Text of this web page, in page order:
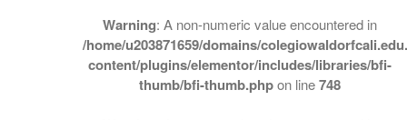
Septenios
Nuestro colegio
Colegio Waldorf Cali
Warning: A non-numeric value encountered in
/home/u203871659/domains/
content/plugins/elementor/includes/libraries/bfi-
thumb/bfi-thumb.phpon line748